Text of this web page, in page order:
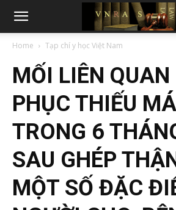
Home Tạp chí y học Việt Nam
MỐI LIÊN QUAN
PHỤC THIẾU
TRONG 6
SAU GHÉP
MỘT SỐ ĐẶC